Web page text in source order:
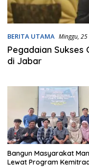
BERITA UTAMA Minggu,
Pegadaian Sukses
di Jabar
Bangun Masyarakat
Lewat Program